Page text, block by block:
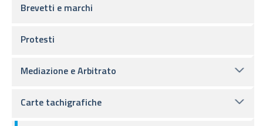
Brevetti e marchi
Protesti
Mediazione e Arbitrato
Carte tachigrafiche